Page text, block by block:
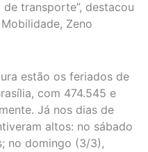
transporte”, destacou
Zeno
estão os feriados de
com 474.545 e
Já nos dias de
altos: no sábado
no domingo (3/3),